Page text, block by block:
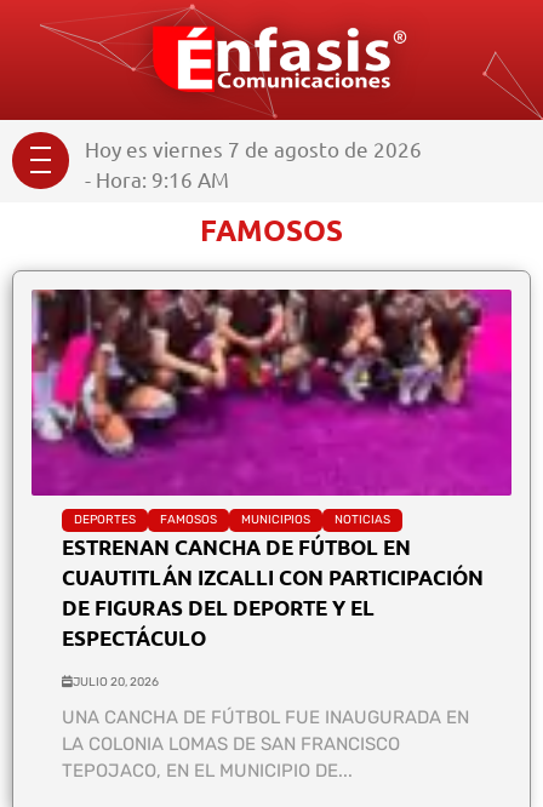
Hoy es viernes 7 de agosto de 2026
- Hora: 9:16 AM
FAMOSOS
DEPORTES FAMOSOS MUNICIPIOS NOTICIAS
ESTRENAN CANCHA DE FÚTBOL EN
CUAUTITLÁN IZCALLI CON PARTICIPACIÓN
DE FIGURAS DEL DEPORTE Y EL
ESPECTÁCULO
JULIO 20, 2026
UNA CANCHA DE FÚTBOL FUE INAUGURADA EN
LA COLONIA LOMAS DE SAN FRANCISCO
TEPOJACO, EN EL MUNICIPIO DE...